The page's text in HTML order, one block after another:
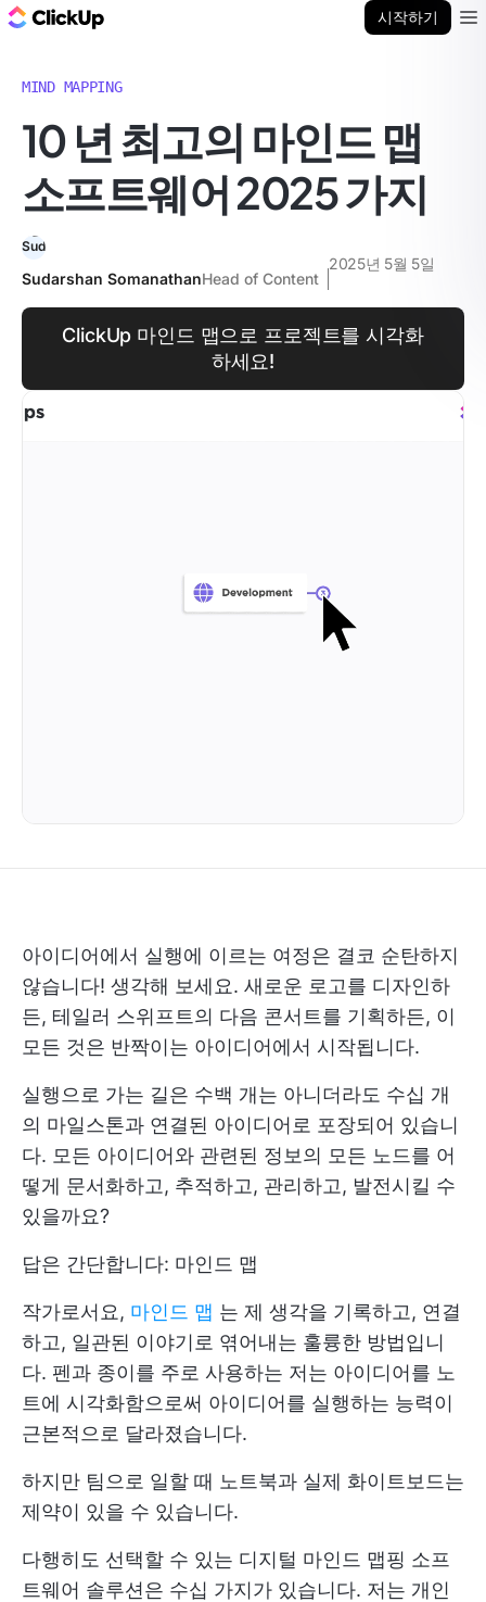
시작하기
MIND MAPPING
10 년 최고의 마인드 맵
소프트웨어 2025 가지
Sudarshan SomanathanHead of Content
2025년 5월 5일
ClickUp 마인드 맵으로 프로젝트를 시각화
하세요!
아이디어에서 실행에 이르는 여정은 결코 순탄하지
않습니다! 생각해 보세요. 새로운 로고를 디자인하
든, 테일러 스위프트의 다음 콘서트를 기획하든, 이
모든 것은 반짝이는 아이디어에서 시작됩니다.
실행으로 가는 길은 수백 개는 아니더라도 수십 개
의 마일스톤과 연결된 아이디어로 포장되어 있습니
다. 모든 아이디어와 관련된 정보의 모든 노드를 어
떻게 문서화하고, 추적하고, 관리하고, 발전시킬 수
있을까요?
답은 간단합니다: 마인드 맵
작가로서요, 마인드 맵 는 제 생각을 기록하고, 연결
하고, 일관된 이야기로 엮어내는 훌륭한 방법입니
다. 펜과 종이를 주로 사용하는 저는 아이디어를 노
트에 시각화함으로써 아이디어를 실행하는 능력이
근본적으로 달라졌습니다.
하지만 팀으로 일할 때 노트북과 실제 화이트보드는
제약이 있을 수 있습니다.
다행히도 선택할 수 있는 디지털 마인드 맵핑 소프
트웨어 솔루션은 수십 가지가 있습니다. 저는 개인